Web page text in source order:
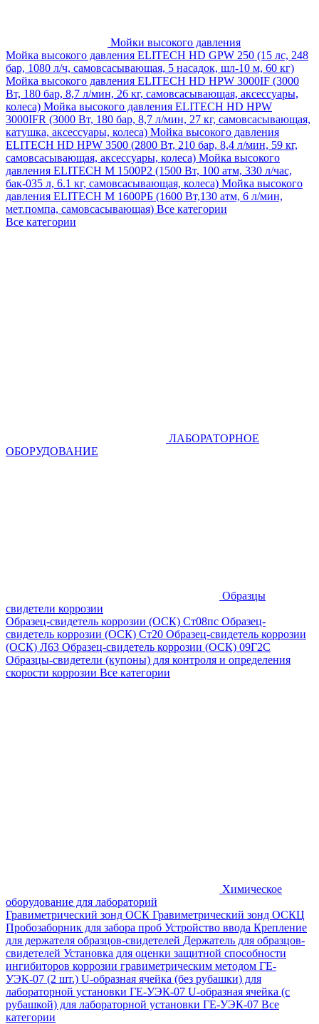
Мойки высокого давления
Мойка высокого давления ELITECH HD GPW 250 (15 лс, 248
бар, 1080 л/ч, самовсасывающая, 5 насадок, шл-10 м, 60 кг)
Мойка высокого давления ELITECH HD HPW 3000IF (3000
Вт, 180 бар, 8,7 л/мин, 26 кг, самовсасывающая, аксессуары,
колеса) Мойка высокого давления ELITECH HD HPW
3000IFR (3000 Вт, 180 бар, 8,7 л/мин, 27 кг, самовсасывающая,
катушка, аксессуары, колеса) Мойка высокого давления
ELITECH HD HPW 3500 (2800 Вт, 210 бар, 8,4 л/мин, 59 кг,
самовсасывающая, аксессуары, колеса) Мойка высокого
давления ELITECH M 1500P2 (1500 Вт, 100 атм, 330 л/час,
бак-035 л, 6.1 кг, самовсасывающая, колеса) Мойка высокого
давления ELITECH М 1600РБ (1600 Вт,130 атм, 6 л/мин,
мет.помпа, самовсасывающая) Все категории
Все категории
ЛАБОРАТОРНОЕ
ОБОРУДОВАНИЕ
Образцы
свидетели коррозии
Образец-свидетель коррозии (ОСК) Ст08пс Образец-
свидетель коррозии (ОСК) Ст20 Образец-свидетель коррозии
(ОСК) Л63 Образец-свидетель коррозии (ОСК) 09Г2С
Образцы-свидетели (купоны) для контроля и определения
скорости коррозии Все категории
Химическое
оборудование для лабораторий
Гравиметрический зонд ОСК Гравиметрический зонд ОСКЦ
Пробозаборник для забора проб Устройство ввода Крепление
для держателя образцов-свидетелей Держатель для образцов-
свидетелей Установка для оценки защитной способности
ингибиторов коррозии гравиметрическим методом ГЕ-
УЭК-07 (2 шт.) U-образная ячейка (без рубашки) для
лабораторной установки ГЕ-УЭК-07 U-образная ячейка (с
рубашкой) для лабораторной установки ГЕ-УЭК-07 Все
категории